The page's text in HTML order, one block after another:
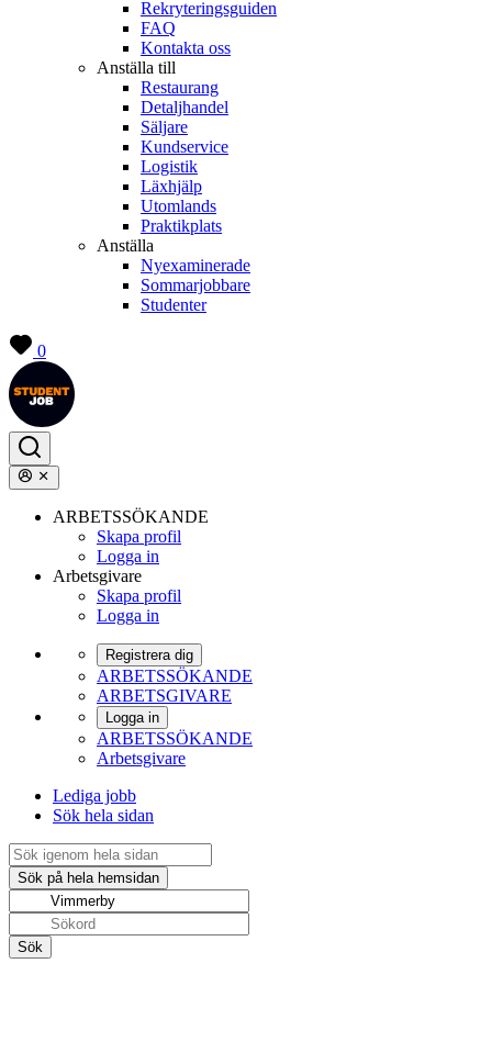
Rekryteringsguiden
FAQ
Kontakta oss
Anställa till
Restaurang
Detaljhandel
Säljare
Kundservice
Logistik
Läxhjälp
Utomlands
Praktikplats
Anställa
Nyexaminerade
Sommarjobbare
Studenter
0
ARBETSSÖKANDE
Skapa profil
Logga in
Arbetsgivare
Skapa profil
Logga in
Registrera dig
ARBETSSÖKANDE
ARBETSGIVARE
Logga in
ARBETSSÖKANDE
Arbetsgivare
Lediga jobb
Sök hela sidan